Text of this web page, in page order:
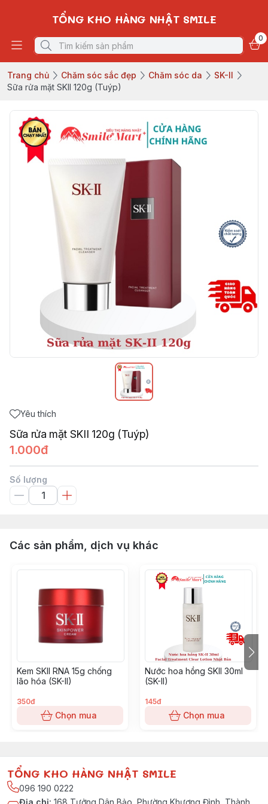
TỔNG KHO HÀNG NHẬT SMILE
0
Trang chủ Chăm sóc sắc đẹp Chăm sóc da
SK-II
Sữa rửa mặt SKII 120g (Tuýp)
Yêu thích
Sữa rửa mặt SKII 120g (Tuýp)
1.000đ
Số lượng
Các sản phẩm, dịch vụ khác
Kem SKII RNA 15g chống
lão hóa (SK-II)
350đ
Chọn mua
Nước hoa hồng SKII 30ml
(SK-II)
145đ
Chọn mua
TỔNG KHO HÀNG NHẬT SMILE
096 190 0222
Địa chỉ: 168 Tưởng Dân Bảo, Phường Khương Đình, Thành